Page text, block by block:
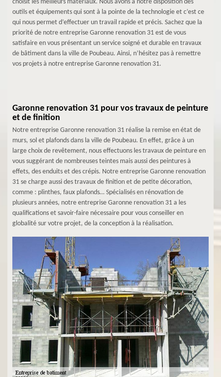
choisit les meilleurs matériaux. Nous avons à notre disposition des
outils et équipements qui sont à la pointe de la technologie et c’est ce
qui nous permet d’effectuer un travail rapide et précis. Sachez que la
priorité de notre entreprise Garonne renovation 31 est de vous
satisfaire en vous présentant un service soigné et durable en travaux
de bâtiment dans la ville de Poubeau. Ainsi, n’hésitez pas à remettre
vos projets à notre entreprise Garonne renovation 31.
Garonne renovation 31 pour vos travaux de peinture
et de finition
Notre entreprise Garonne renovation 31 réalise la remise en état de
murs, sol et plafonds dans la ville de Poubeau. En effet, grâce à un
large choix de revêtement, nous effectuons les travaux de peinture en
vous suggérant de nombreuses teintes mais aussi des peintures à
effets, des enduits et des crépis. Notre entreprise Garonne renovation
31 se charge aussi des travaux de finition et de petite décoration,
comme : plinthes, faux plafonds… Spécialisés en rénovation de
plusieurs années, notre entreprise Garonne renovation 31 a les
qualifications et savoir-faire nécessaire pour vous conseiller en
globalité sur votre projet, de la conception à la réalisation.